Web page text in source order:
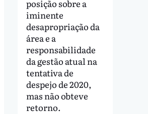
posição sobre a
iminente
desapropriação da
área e a
responsabilidade
da gestão atual na
tentativa de
despejo de 2020,
mas não obteve
retorno.